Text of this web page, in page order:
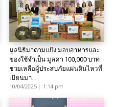
มูลนิธิมาดามแป้ง มอบอาหารและ
ของใช้จำเป็น มูลค่า 100,000 บาท
ช่วยเหลือผู้ประสบภัยแผ่นดินไหวที่
เมียนมา...
10/04/2025 | 1:14 pm